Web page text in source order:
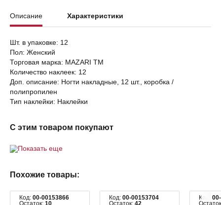
Описание Характеристики
Шт. в упаковке: 12
Пол: Женский
Торговая марка: MAZARI ТМ
Количество наклеек: 12
Доп. описание: Ногти накладные, 12 шт., коробка /
полипропилен
Тип наклейки: Наклейки
С этим товаром покупают
Показать еще
Похожие товары:
Код: 00-00153866
Остаток: 10
Код: 00-00153704
Остаток: 42
Код: